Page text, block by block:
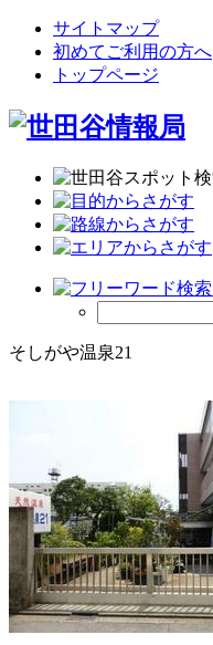
サイトマップ
初めてご利用の方へ
トップページ
そしがや温泉21